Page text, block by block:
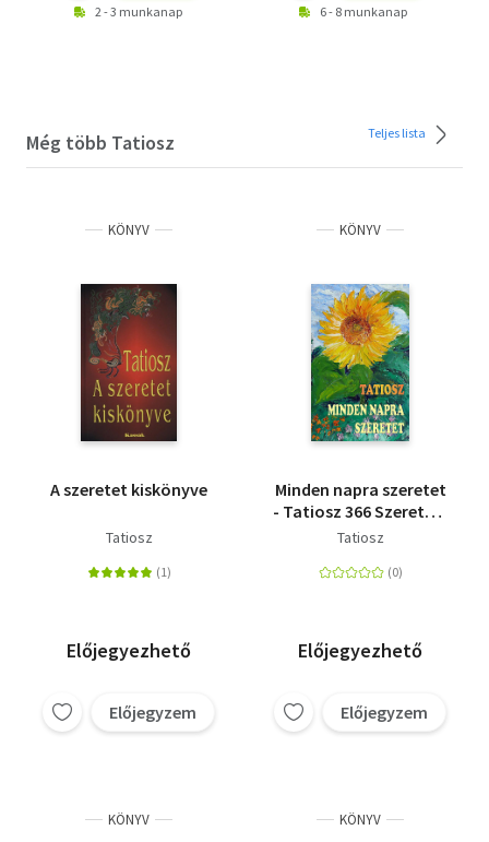
2 - 3 munkanap 6 - 8 munkanap
Még több Tatiosz Teljes lista
KÖNYV
A szeretet kiskönyve
Tatiosz
Előjegyezhető
Előjegyzem
KÖNYV
Minden napra szeretet
- Tatiosz 366 Szeretet-
üzenete és Kalimonasz
napjára
Tatiosz
Előjegyezhető
Előjegyzem
KÖNYV KÖNYV